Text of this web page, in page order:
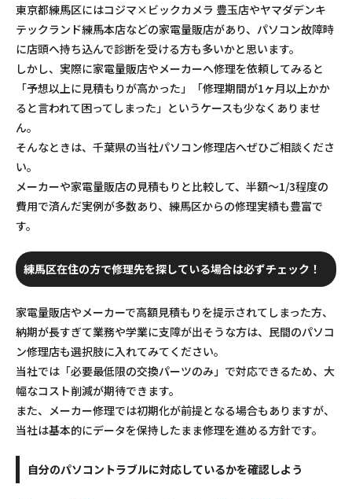
東京都練馬区にはコジマ×ビックカメラ 豊玉店やヤマダデンキ
テックランド練馬本店などの家電量販店があり、パソコン故障時
に店頭へ持ち込んで診断を受ける方も多いかと思います。
しかし、実際に家電量販店やメーカーへ修理を依頼してみると
「予想以上に見積もりが高かった」「修理期間が1ヶ月以上かか
ると言われて困ってしまった」というケースも少なくありませ
ん。
そんなときは、千葉県の当社パソコン修理店へぜひご相談くださ
い。
メーカーや家電量販店の見積もりと比較して、半額～1/3程度の
費用で済んだ実例が多数あり、練馬区からの修理実績も豊富で
す。
練馬区在住の方で修理先を探している場合は必ずチェック！
家電量販店やメーカーで高額見積もりを提示されてしまった方、
納期が長すぎて業務や学業に支障が出そうな方は、民間のパソコ
ン修理店も選択肢に入れてみてください。
当社では「必要最低限の交換パーツのみ」で対応できるため、大
幅なコスト削減が期待できます。
また、メーカー修理では初期化が前提となる場合もありますが、
当社は基本的にデータを保持したまま修理を進める方針です。
自分のパソコントラブルに対応しているかを確認しよう